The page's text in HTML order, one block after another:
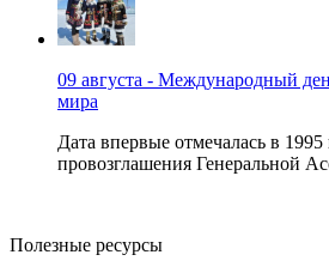
09 августа - Международный
мира
Дата впервые отмечалась в 1995
провозглашения Генеральной
Полезные ресурсы